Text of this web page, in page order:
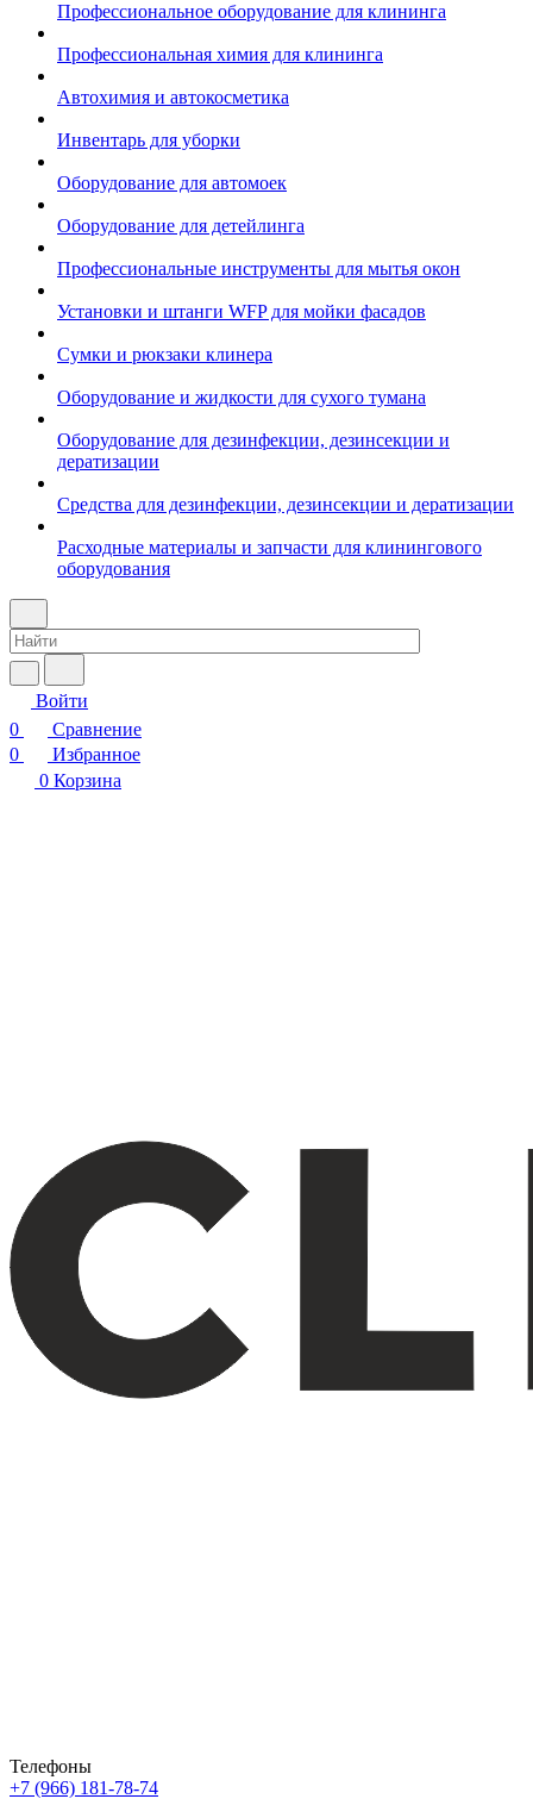
Профессиональное оборудование для клининга
Профессиональная химия для клининга
Автохимия и автокосметика
Инвентарь для уборки
Оборудование для автомоек
Оборудование для детейлинга
Профессиональные инструменты для мытья окон
Установки и штанги WFP для мойки фасадов
Сумки и рюкзаки клинера
Оборудование и жидкости для сухого тумана
Оборудование для дезинфекции, дезинсекции и
дератизации
Средства для дезинфекции, дезинсекции и дератизации
Расходные материалы и запчасти для клинингового
оборудования
Войти
0
Сравнение
0
Избранное
0 Корзина
Телефоны
+7 (966) 181-78-74